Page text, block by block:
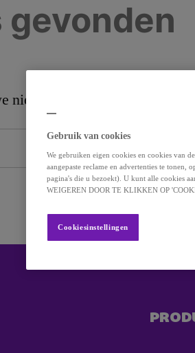
gevonden
niet kunnen vinden wat u
Gebruik van cookies
We gebruiken eigen cookies en cookies van
aangepaste reclame en advertenties te tonen,
pagina's die u bezoekt). U kunt alle cookies
WEIGEREN DOOR TE KLIKKEN OP
Cookiesinstellingen